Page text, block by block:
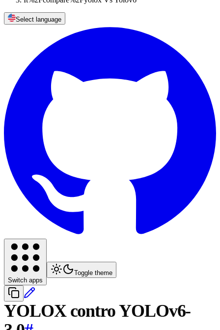
Select language
Switch apps
Toggle theme
YOLOX contro YOLOv6-